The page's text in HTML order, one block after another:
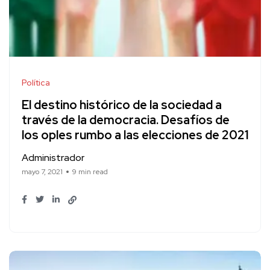
Política
El destino histórico de la sociedad a
través de la democracia. Desafíos de
los oples rumbo a las elecciones de 2021
Administrador
mayo 7, 2021 9 min read